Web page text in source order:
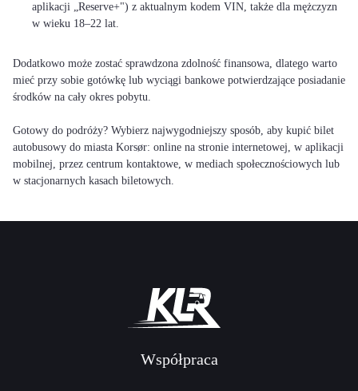
aplikacji „Reserve+") z aktualnym kodem VIN, także dla mężczyzn
w wieku 18–22 lat.
Dodatkowo może zostać sprawdzona zdolność finansowa, dlatego warto
mieć przy sobie gotówkę lub wyciągi bankowe potwierdzające posiadanie
środków na cały okres pobytu.
Gotowy do podróży? Wybierz najwygodniejszy sposób, aby kupić bilet
autobusowy do miasta Korsør: online na stronie internetowej, w aplikacji
mobilnej, przez centrum kontaktowe, w mediach społecznościowych lub
w stacjonarnych kasach biletowych.
Współpraca